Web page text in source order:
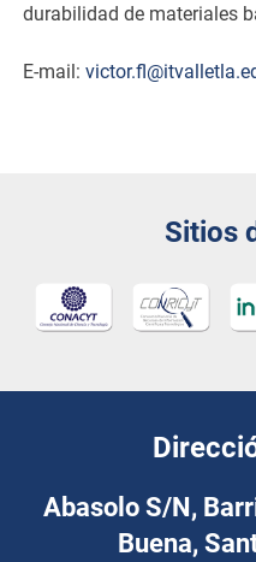
durabilidad de materiales
E-mail:
Sitios
Abasolo S/N,
Buena,